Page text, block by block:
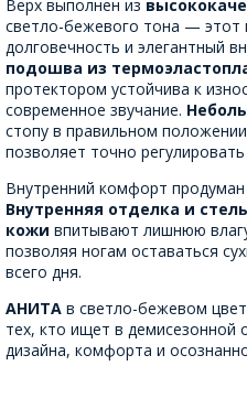
Верх выполнен из
светло-бежевого тона — этот
долговечность и элегантный
подошва из
протектором устойчива к
современное звучание.
стопу в правильном
позволяет точно
Внутренний комфорт
Внутренняя отделка и
кожи впитывают лишнюю
позволяя ногам оставаться
всего дня.
АНИТА в светло-бежевом
тех, кто ищет в демисезонной
дизайна, комфорта и